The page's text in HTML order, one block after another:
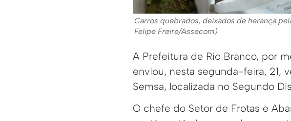
Carros quebrados, deixados de herança
Felipe Freire/Assecom)
A Prefeitura de Rio Branco, por
enviou, nesta segunda-feira, 21,
Semsa, localizada no Segundo
O chefe do Setor de Frotas e